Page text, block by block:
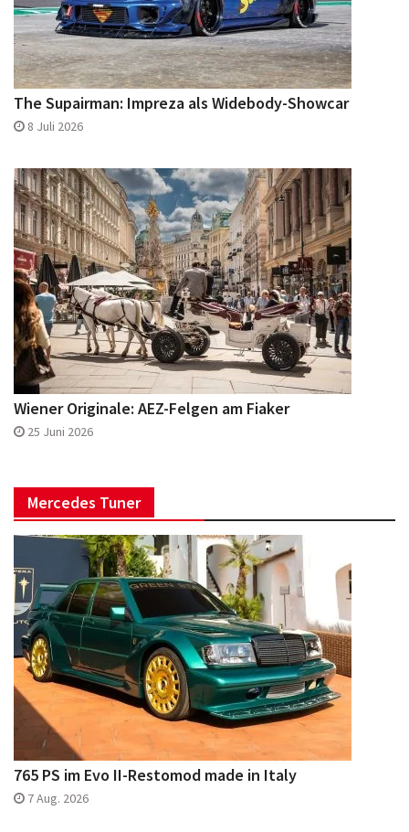
The Supairman: Impreza als Widebody-Showcar
8 Juli 2026
Wiener Originale: AEZ-Felgen am Fiaker
25 Juni 2026
Mercedes Tuner
765 PS im Evo II-Restomod made in Italy
7 Aug. 2026